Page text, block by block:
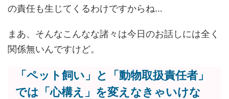
の責任も生じてくるわけですからね…
まあ、そんなこんなな諸々は今日のお話しには全く
関係無いんですけど。
「ペット飼い」と「動物取扱責任者」
では「心構え」を変えなきゃいけな